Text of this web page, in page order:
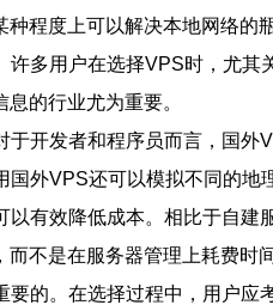
程度上可以解决本地网络的
多用户在选择VPS时，尤
的行业尤为重要。
开发者和程序员而言，国
外VPS还可以模拟不同的地
有效降低成本。相比于自
不是在服务器管理上耗费时间
的。在选择过程中，用户